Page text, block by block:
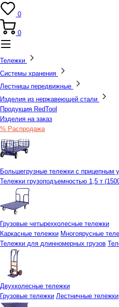
0
0
Тележки
Системы хранения
Лестницы передвижные
Изделия из нержавеющей стали
Продукция RedTool
Изделия на заказ
% Распродажа
Большегрузные тележки с прицепным
Тележки грузоподъемностью 1,5 т
Грузовые четырехколесные тележки
Каркасные тележки Многоярусные
Тележки для длинномерных грузов
Двухколесные тележки
Грузовые тележки Лестничные тележки